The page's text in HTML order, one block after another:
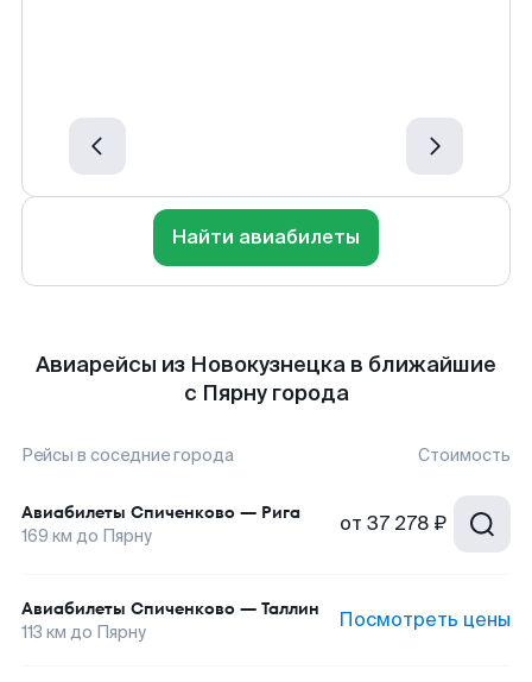
Найти авиабилеты
Авиарейсы из Новокузнецка в ближайшие
с Пярну города
Рейсы в соседние города Стоимость
Авиабилеты Спиченково — Рига
169 км до Пярну от 37 278 ₽
Авиабилеты Спиченково — Таллин
113 км до Пярну Посмотреть цены